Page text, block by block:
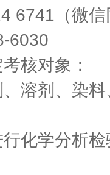
6741（微
6030
核对象：
溶剂、染
化学分析